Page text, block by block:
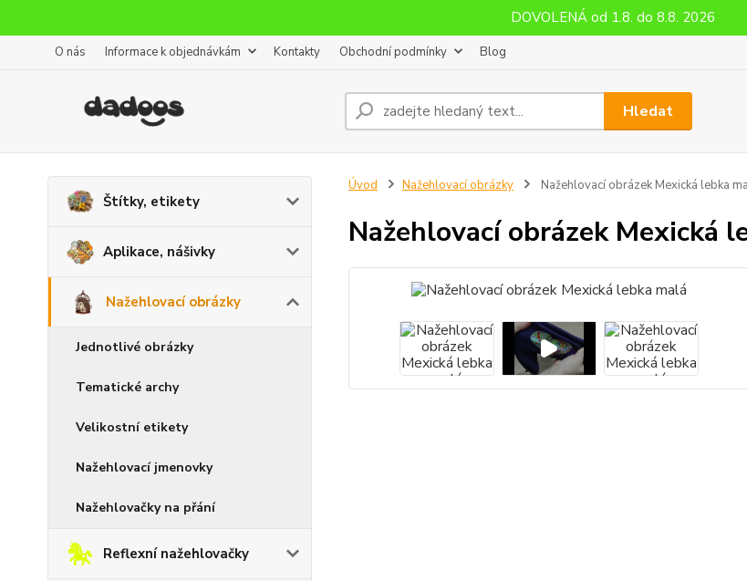
DOVOLENÁ od 1.8. do 8.8. 2026
O nás Informace k objednávkám Kontakty Obchodní podmínky Blog
Hledat
Štítky, etikety
Aplikace, nášivky
Nažehlovací obrázky
Jednotlivé obrázky
Tematické archy
Velikostní etikety
Nažehlovací jmenovky
Nažehlovačky na přání
Reflexní nažehlovačky
Úvod Nažehlovací obrázky Nažehlovací obrázek Mexická lebka
Nažehlovací obrázek Mexická